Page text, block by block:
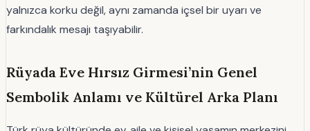
yalnızca korku değil, aynı zamanda içsel bir uyarı ve
farkındalık mesajı taşıyabilir.
Rüyada Eve Hırsız Girmesi’nin Genel
Sembolik Anlamı ve Kültürel Arka Planı